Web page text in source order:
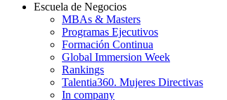
Escuela de Negocios
MBAs & Masters
Programas Ejecutivos
Formación Continua
Global Immersion Week
Rankings
Talentia360. Mujeres Directivas
In company